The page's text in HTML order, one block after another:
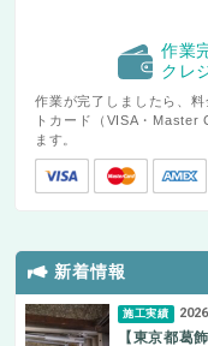
作業
クレ
作業が完了しましたら、
トカード（VISA・Master
ます。
新着情報
施工実績
【東京都葛